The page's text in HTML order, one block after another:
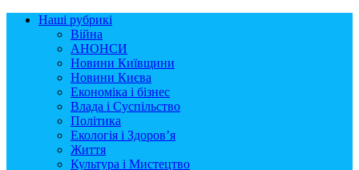
Наші рубрикі
Війна
АНОНСИ
Новини Київщини
Новини Києва
Економіка і бізнес
Влада і Суспільство
Політика
Екологія і Здоров’я
Життя
Культура і Мистецтво